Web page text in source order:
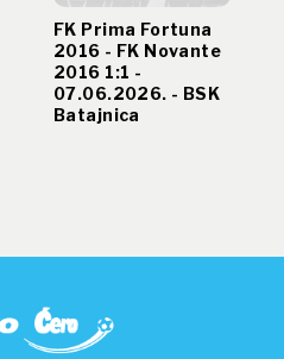
FK Prima Fortuna
2016 - FK Novante
2016 1:1 -
07.06.2026. - BSK
Batajnica